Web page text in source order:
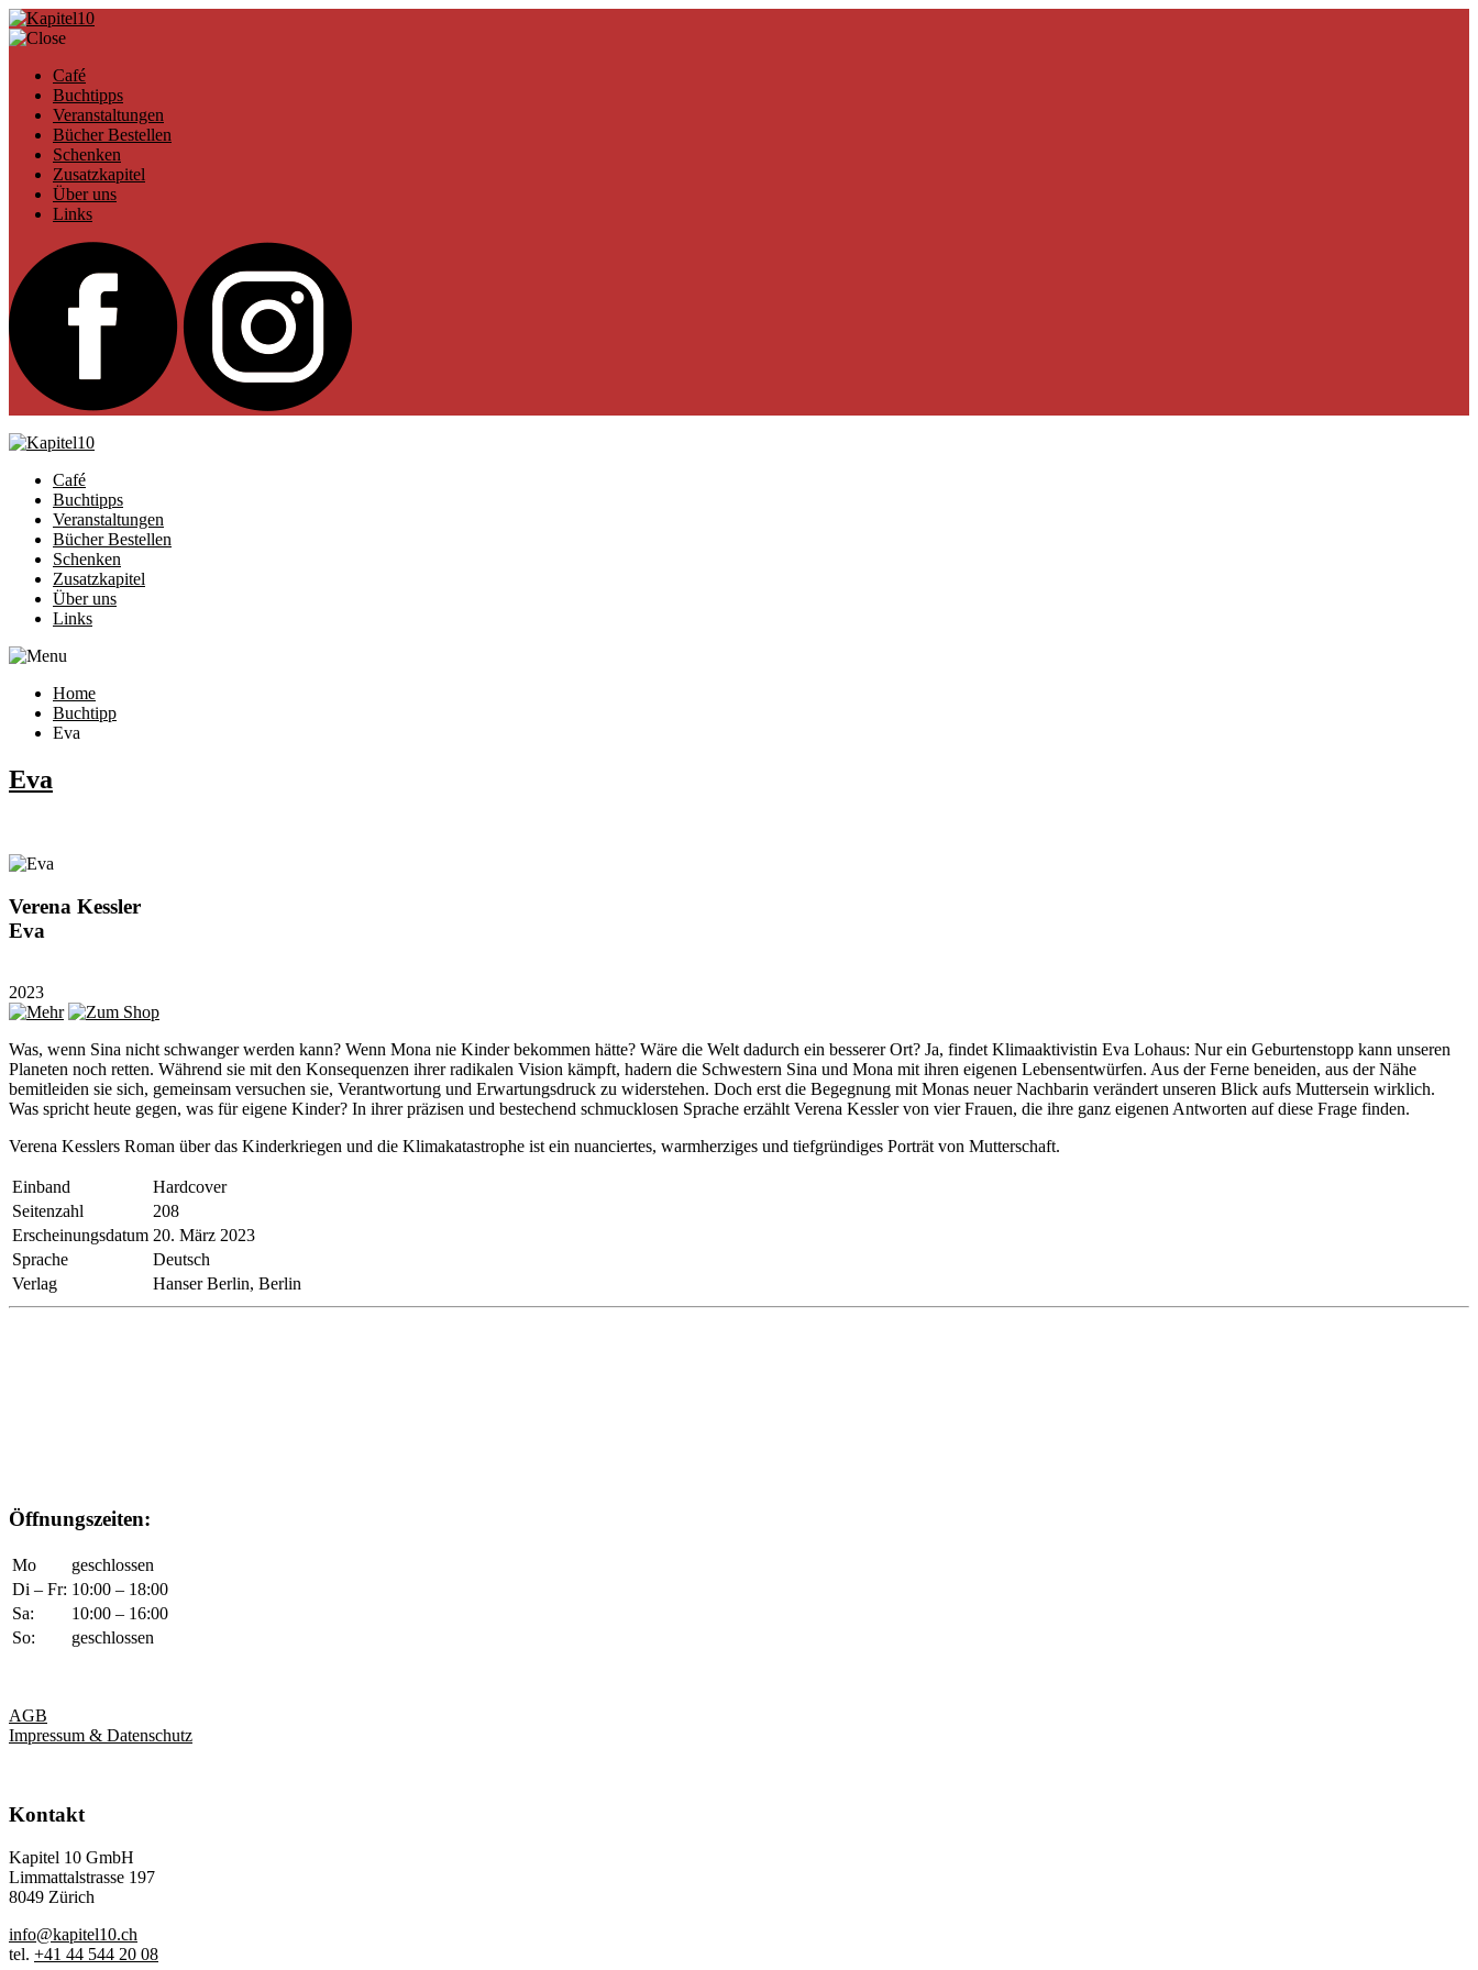
Café
Buchtipps
Veranstaltungen
Bücher Bestellen
Schenken
Zusatzkapitel
Über uns
Links
Café
Buchtipps
Veranstaltungen
Bücher Bestellen
Schenken
Zusatzkapitel
Über uns
Links
Home
Buchtipp
Eva
Eva
Verena Kessler
Eva
2023
Was, wenn Sina nicht schwanger werden kann? Wenn Mona nie Kinder bekommen hätte? Wäre die Welt dadurch ein besserer Ort? Ja, findet Klimaaktivistin Eva Lohaus: Nur ein Geburtenstopp kann unseren
Planeten noch retten. Während sie mit den Konsequenzen ihrer radikalen Vision kämpft, hadern die Schwestern Sina und Mona mit ihren eigenen Lebensentwürfen. Aus der Ferne beneiden, aus der Nähe
bemitleiden sie sich, gemeinsam versuchen sie, Verantwortung und Erwartungsdruck zu widerstehen. Doch erst die Begegnung mit Monas neuer Nachbarin verändert unseren Blick aufs Muttersein wirklich.
Was spricht heute gegen, was für eigene Kinder? In ihrer präzisen und bestechend schmucklosen Sprache erzählt Verena Kessler von vier Frauen, die ihre ganz eigenen Antworten auf diese Frage finden.
Verena Kesslers Roman über das Kinderkriegen und die Klimakatastrophe ist ein nuanciertes, warmherziges und tiefgründiges Porträt von Mutterschaft.
Einband
Hardcover
Seitenzahl
208
Erscheinungsdatum 20. März 2023
Sprache
Deutsch
Verlag
Hanser Berlin, Berlin
Öffnungszeiten:
Mo
geschlossen
Di – Fr: 10:00 – 18:00
Sa:
10:00 – 16:00
So:
geschlossen
AGB
Impressum & Datenschutz
Kontakt
Kapitel 10 GmbH
Limmattalstrasse 197
8049 Zürich
info@kapitel10.ch
tel. +41 44 544 20 08